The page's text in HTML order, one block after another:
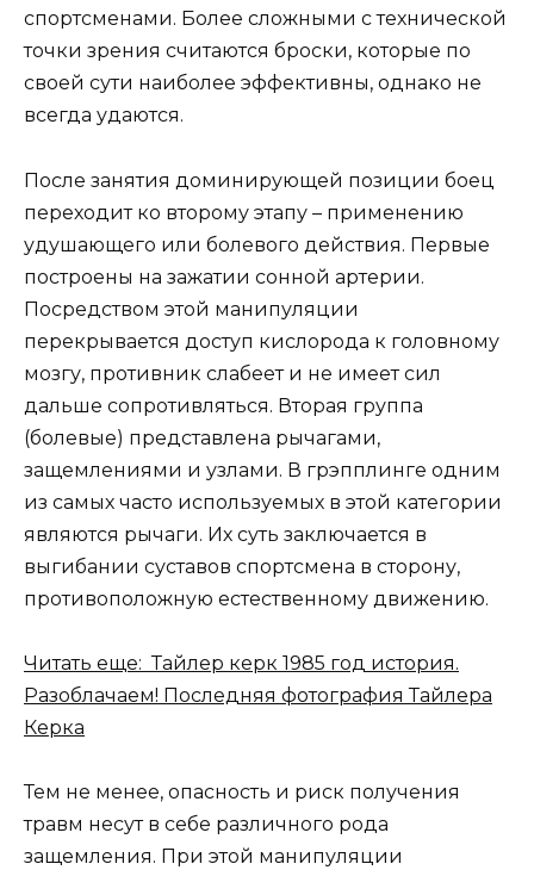
спортсменами. Более сложными с технической
точки зрения считаются броски, которые по
своей сути наиболее эффективны, однако не
всегда удаются.
После занятия доминирующей позиции боец
переходит ко второму этапу – применению
удушающего или болевого действия. Первые
построены на зажатии сонной артерии.
Посредством этой манипуляции
перекрывается доступ кислорода к головному
мозгу, противник слабеет и не имеет сил
дальше сопротивляться. Вторая группа
(болевые) представлена рычагами,
защемлениями и узлами. В грэпплинге одним
из самых часто используемых в этой категории
являются рычаги. Их суть заключается в
выгибании суставов спортсмена в сторону,
противоположную естественному движению.
Читать еще: Тайлер керк 1985 год история.
Разоблачаем! Последняя фотография Тайлера
Керка
Тем не менее, опасность и риск получения
травм несут в себе различного рода
защемления. При этой манипуляции